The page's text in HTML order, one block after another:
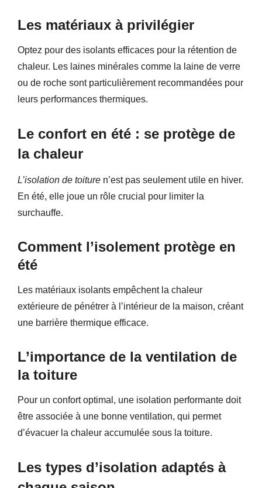
Les matériaux à privilégier
Optez pour des isolants efficaces pour la rétention de
chaleur. Les laines minérales comme la laine de verre
ou de roche sont particulièrement recommandées pour
leurs performances thermiques.
Le confort en été : se protège de
la chaleur
L’isolation de toiture n’est pas seulement utile en hiver.
En été, elle joue un rôle crucial pour limiter la
surchauffe.
Comment l’isolement protège en
été
Les matériaux isolants empêchent la chaleur
extérieure de pénétrer à l’intérieur de la maison, créant
une barrière thermique efficace.
L’importance de la ventilation de
la toiture
Pour un confort optimal, une isolation performante doit
être associée à une bonne ventilation, qui permet
d’évacuer la chaleur accumulée sous la toiture.
Les types d’isolation adaptés à